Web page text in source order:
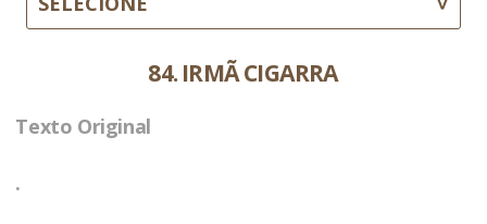
84. IRMÃ CIGARRA
Texto Original
.